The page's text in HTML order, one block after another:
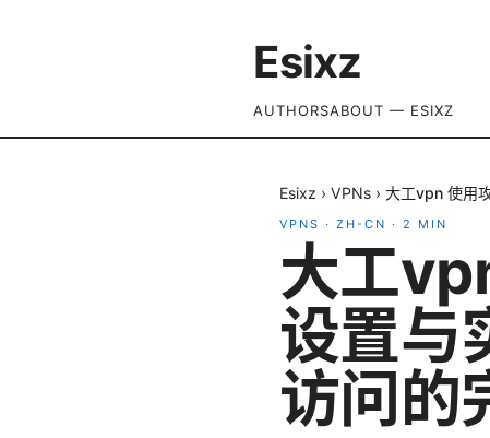
Esixz
AUTHORSABOUT — ESIXZ
Esixz › VPNs › 大工vpn 使用
VPNS · ZH-CN · 2 MIN
大工
设置与
访问的